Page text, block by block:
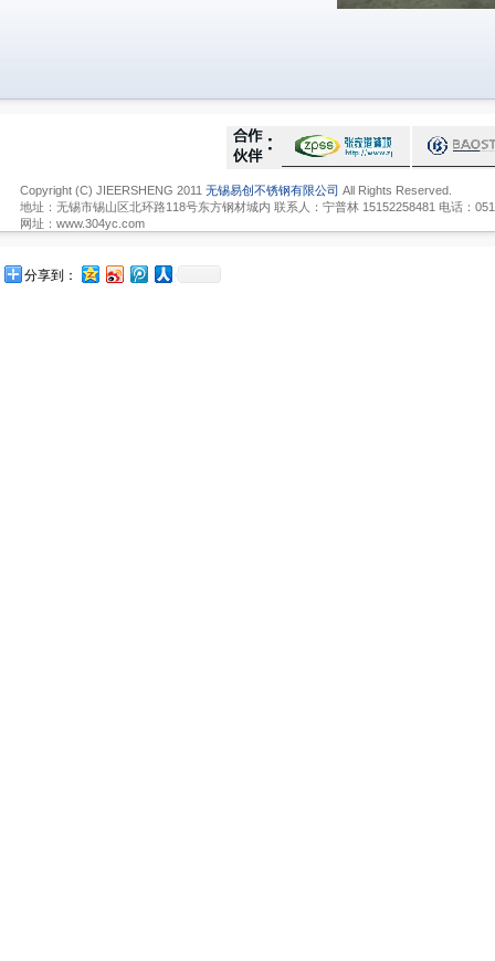
Copyright (C) JIEERSHENG 2011 无锡易创不锈钢有限公司 All Rights Reserved.
地址：无锡市锡山区北环路118号东方钢材城内 联系人：宁普林 15152258481 电话：
网址：www.304yc.com
分享到：